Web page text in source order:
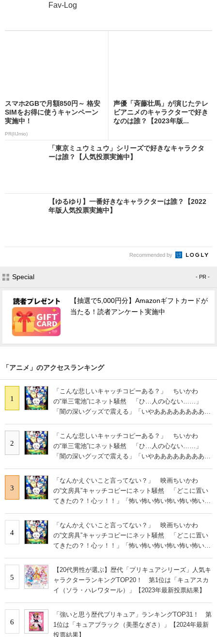
Fav-Log
スマホ2GBで月額850円～ 格安
SIMをお得に使うキャンペーン
実施中！
PR(IIJmio)
声優「斉藤壮馬」が演じたテレ
ビアニメのキャラクターで好き
なのは誰？【2023年版...
「東京ミュウミュウ」シリーズで好きなキャラクタ
ーは誰？【人気投票実施中】
【ゆるゆり】一番好きなキャラクターは誰？【2022
年版人気投票実施中】
Recommended by
Special - PR -
【抽選で5,000円分】Amazonギフトカードが
当たる！読者アンケート実施中
「アニメ」のアクセスランキング
1
「こんな悲しいキャッチコピーある？」 ちいかわ
の“単三電池”にネット騒然 「ひ…人の心ない……」
「闇の深いグッズで震える」「いやあああああああああ
2
「こんな悲しいキャッチコピーある？」 ちいかわ
の“単三電池”にネット騒然 「ひ…人の心ない……」
「闇の深いグッズで震える」「いやあああああああああ
3
「なんかえぐいこと言ってない？」 映画ちいかわ
の“文房具”キャッチコピーにネット騒然 「どこに置い
てきたの？！心ッ！！」「怖い怖い怖い怖い怖い怖い怖
4
「なんかえぐいこと言ってない？」 映画ちいかわ
の“文房具”キャッチコピーにネット騒然 「どこに置い
てきたの？！心ッ！！」「怖い怖い怖い怖い怖い怖い怖
5
【20代男性が選ぶ】歴代「プリキュアシリーズ」人気キ
ャラクターランキングTOP20！ 第1位は「キュアスカ
イ（ソラ・ハレワタール）」【2023年最新投票結果】
6
「強いと思う歴代プリキュア」ランキングTOP31！ 第
1位は「キュアブラック（美墨なぎさ）」【2024年最新
投票結果】